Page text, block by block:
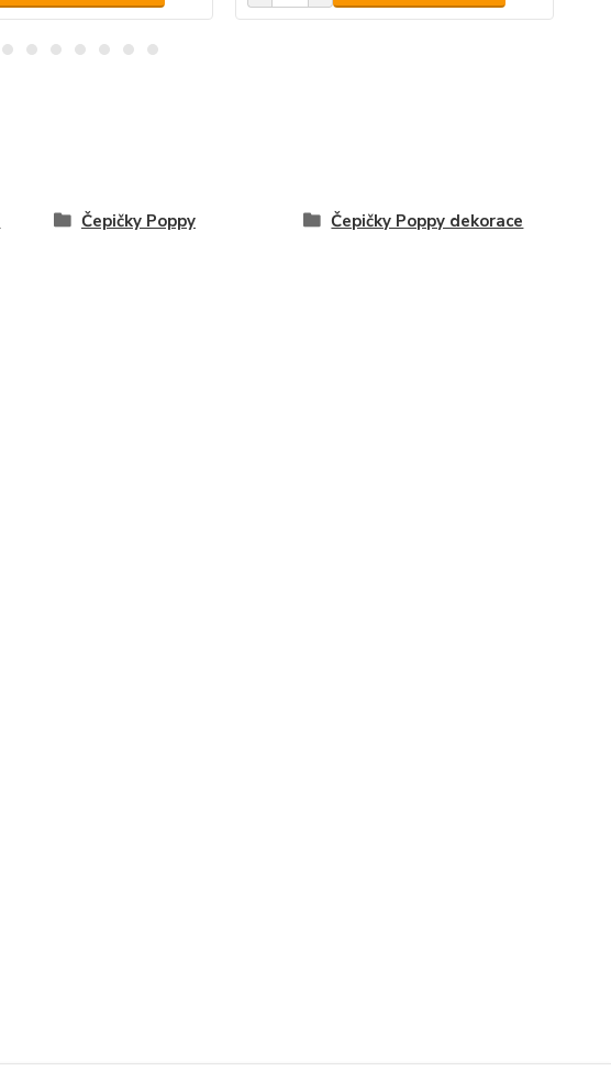
Čepičky Poppy Čepičky Poppy dekorace